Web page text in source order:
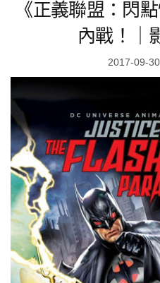
《正義聯盟：閃
內戰！｜
2017-09-30